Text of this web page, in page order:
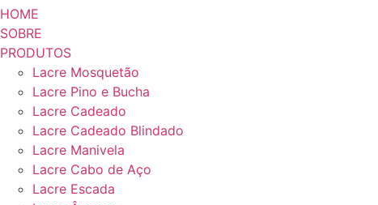
HOME
SOBRE
PRODUTOS
Lacre Mosquetão
Lacre Pino e Bucha
Lacre Cadeado
Lacre Cadeado Blindado
Lacre Manivela
Lacre Cabo de Aço
Lacre Escada